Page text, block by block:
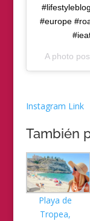
#europe
A photo
Instagram Link
También
Playa de
Tropea,